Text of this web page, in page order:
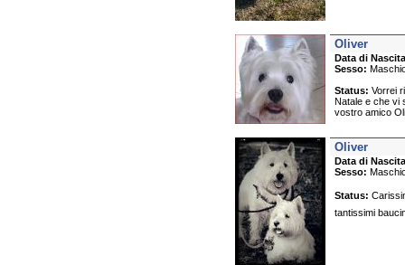
Oliver
Data di
Sesso:
Status: Vorrei
Natale e che vi
vostro amico
Oliver
Data di
Sesso:
Status:
tantissimi